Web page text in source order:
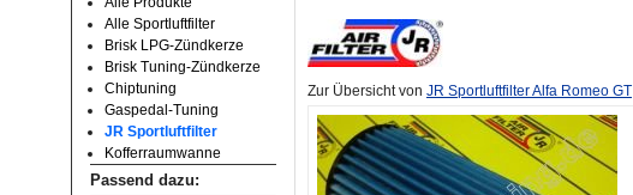
Alle Sportluftfilter
Brisk LPG-Zündkerze
Brisk Tuning-Zündkerze
Chiptuning
Gaspedal-Tuning
JR Sportluftfilter
Kofferraumwanne
Passend dazu:
Zur Übersicht von JR Sportluftfilter Alfa Romeo GT